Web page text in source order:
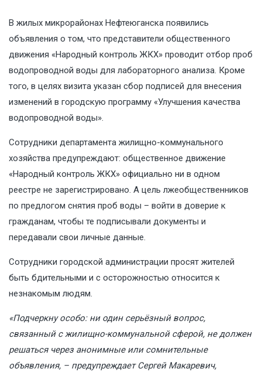
В жилых микрорайонах Нефтеюганска появились
объявления о том, что представители общественного
движения «Народный контроль ЖКХ» проводит отбор проб
водопроводной воды для лабораторного анализа. Кроме
того, в целях визита указан сбор подписей для внесения
изменений в городскую программу «Улучшения качества
водопроводной воды».
Сотрудники департамента жилищно-коммунального
хозяйства предупреждают: общественное движение
«Народный контроль ЖКХ» официально ни в одном
реестре не зарегистрировано. А цель лжеобщественников
по предлогом снятия проб воды – войти в доверие к
гражданам, чтобы те подписывали документы и
передавали свои личные данные.
Сотрудники городской администрации просят жителей
быть бдительными и с осторожностью относится к
незнакомым людям.
«Подчеркну особо: ни один серьёзный вопрос,
связанный с жилищно-коммунальной сферой, не должен
решаться через анонимные или сомнительные
объявления, – предупреждает Сергей Макаревич,